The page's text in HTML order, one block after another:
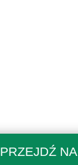
PRZEJDŹ NA